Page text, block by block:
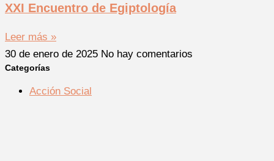
XXI Encuentro de Egiptología
Leer más »
30 de enero de 2025 No hay comentarios
Categorías
Acción Social